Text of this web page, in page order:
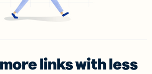
links with less